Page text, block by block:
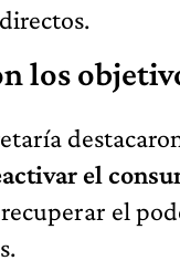
los
el
el